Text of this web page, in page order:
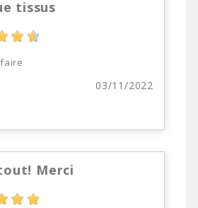
tissus
03/11/2022
Merci